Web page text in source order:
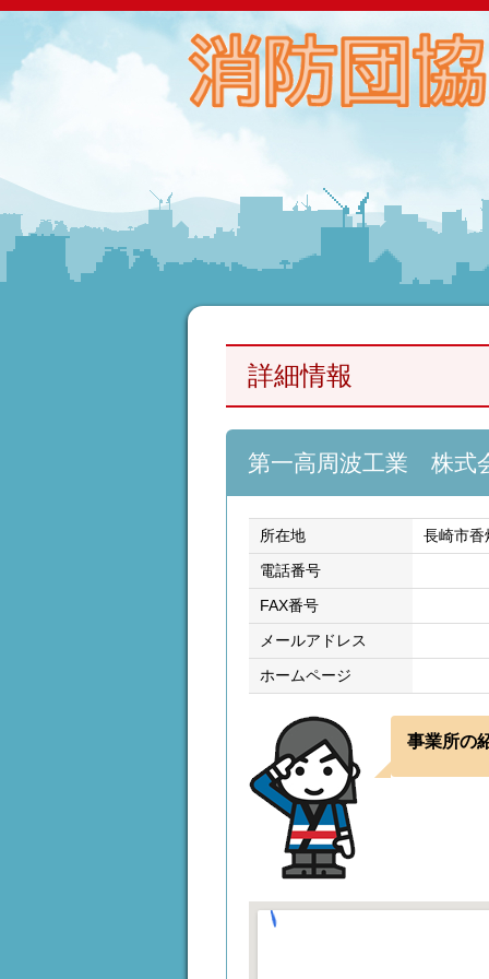
詳細情報
第一高周波工業 株式
所在地 長崎市香
電話番号
FAX番号
メールアドレス
ホームページ
事業所の